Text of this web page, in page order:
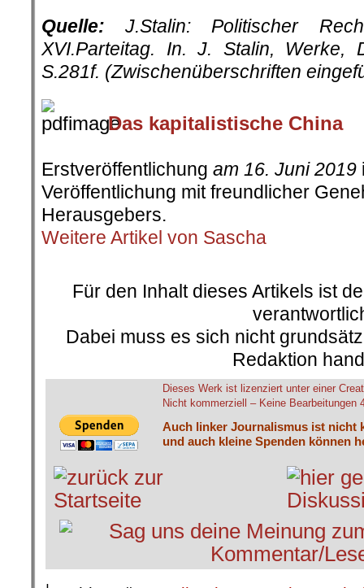
Quelle: J.Stalin: Politischer
XVI.Parteitag. In. J. Stalin, Werke,
S.281f. (Zwischenüberschriften
Das kapitalistische China
Erstveröffentlichung am 16. Juni 2019
Veröffentlichung mit freundlicher
Herausgebers.
Weitere Artikel von Sascha
Für den Inhalt dieses Artikels ist
Dabei muss es sich nicht
Redaktion
Dieses Werk ist lizenziert unter einer
Nicht kommerziell – Keine Bearbeitungen
Auch linker Journalismus ist nicht
und auch kleine Spenden können